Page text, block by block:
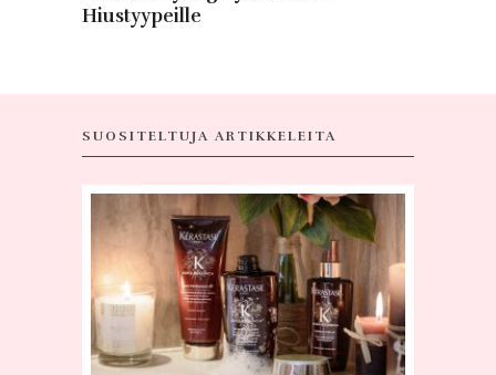
Hiustyypeille
SUOSITELTUJA ARTIKKELEITA